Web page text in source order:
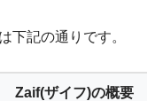
下記の通りです。
Zaif(ザイフ)の概要